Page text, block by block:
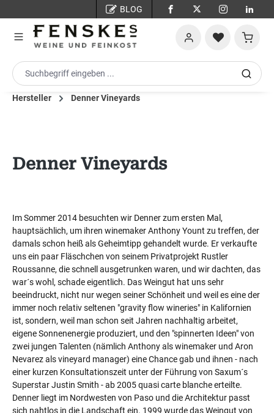
BLOG
Hersteller Denner Vineyards
Denner Vineyards
Im Sommer 2014 besuchten wir Denner zum ersten Mal,
hauptsächlich, um ihren winemaker Anthony Yount zu treffen, der
damals schon heiß als Geheimtipp gehandelt wurde. Er verkaufte
uns ein paar Fläschchen von seinem Privatprojekt Rustler
Roussanne, die schnell ausgetrunken waren, und wir dachten, das
war´s wohl, schade eigentlich. Das Weingut hat uns sehr
beeindruckt, nicht nur wegen seiner Schönheit und weil es eine der
immer noch relativ seltenen "gravity flow wineries" in Kalifornien
ist, sondern, weil man schon seit Jahren nachhaltig arbeitet,
eigene Sonnenenergie produziert, und den "spinnerten Ideen" von
zwei jungen Talenten (nämlich Anthony als winemaker und Aron
Nevarez als vineyard manager) eine Chance gab und ihnen - nach
einer kurzen Konsultationszeit unter der Führung von Saxum´s
Superstar Justin Smith - ab 2005 quasi carte blanche erteilte.
Denner liegt im Nordwesten von Paso und die Architektur passt
sich nahtlos in die Landschaft ein. 1999 wurde das Weingut von